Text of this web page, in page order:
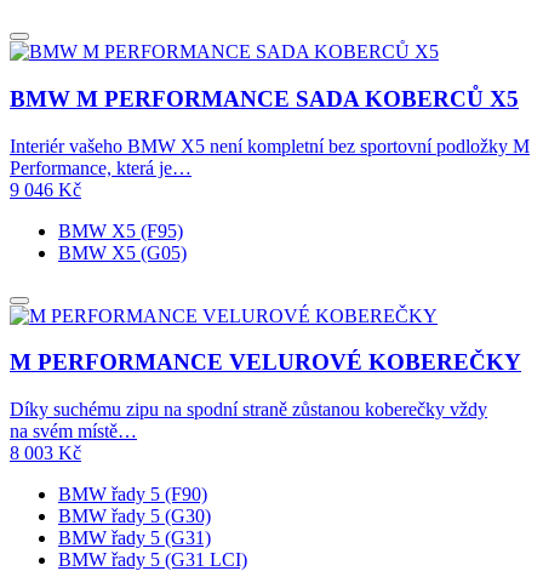
BMW M PERFORMANCE SADA KOBERCŮ X5
Interiér vašeho BMW X5 není kompletní bez sportovní podložky M
Performance, která je…
9 046 Kč
BMW X5 (F95)
BMW X5 (G05)
M PERFORMANCE VELUROVÉ KOBEREČKY
Díky suchému zipu na spodní straně zůstanou koberečky vždy
na svém místě…
8 003 Kč
BMW řady 5 (F90)
BMW řady 5 (G30)
BMW řady 5 (G31)
BMW řady 5 (G31 LCI)